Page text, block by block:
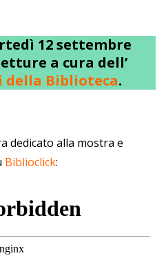
12 settembre
a cura dell’
della Biblioteca.
dedicato alla mostra e
Biblioclick: